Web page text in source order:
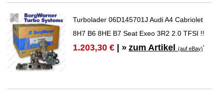
Turbolader 06D145701J Audi A4 Cabriolet
8H7 B6 8HE B7 Seat Exeo 3R2 2.0 TFSI !!
1.203,30 € | » zum Artikel(auf eBay)*